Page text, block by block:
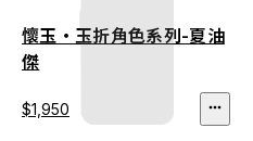
懷玉・玉折角色系列-夏油
傑
$1,950